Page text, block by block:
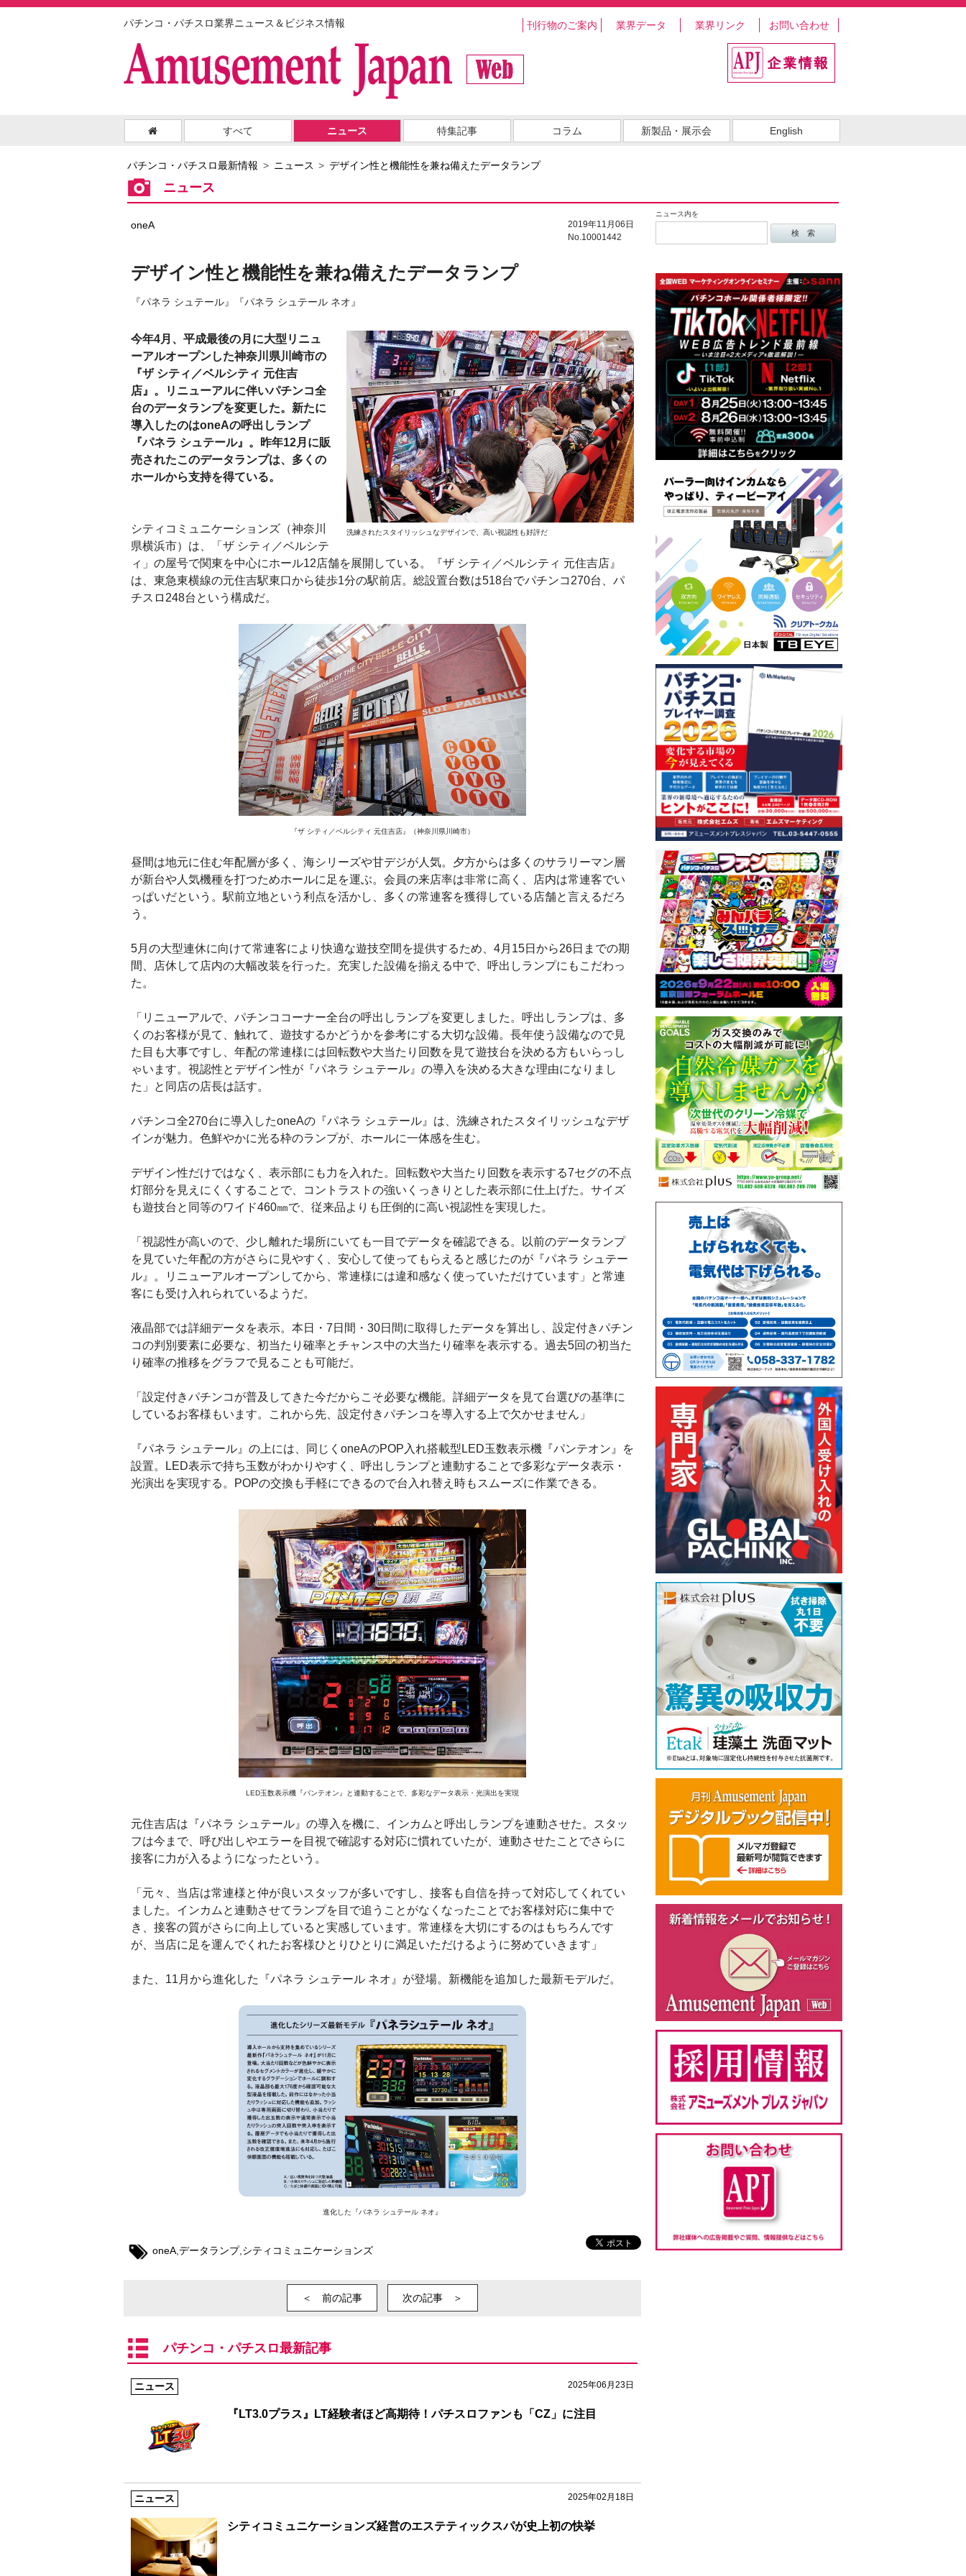
パチンコ・パチスロ業界ニュース＆ビジネス情報 刊行物のご案内 業界データ 業界リンク お問い合わせ
すべて ニュース 特集記事 コラム 新製品・展示会 English
パチンコ・パチスロ最新情報 ニュース デザイン性と機能性を兼ね備えたデータランプ
ニュース
ニュース内を
2019年11月06日
No.10001442
oneA
デザイン性と機能性を兼ね備えたデータランプ
『パネラ シュテール』『パネラ シュテール ネオ』
洗練されたスタイリッシュなデザインで、高い視認性も好評だ
今年4月、平成最後の月に大型リニュ
ーアルオープンした神奈川県川崎市の
『ザ シティ／ベルシティ 元住吉
店』。リニューアルに伴いパチンコ全
台のデータランプを変更した。新たに
導入したのはoneAの呼出しランプ
『パネラ シュテール』。昨年12月に販
売されたこのデータランプは、多くの
ホールから支持を得ている。
シティコミュニケーションズ（神奈川
県横浜市）は、「ザ シティ／ベルシテ
ィ」の屋号で関東を中心にホール12店舗を展開している。『ザ シティ／ベルシティ 元住吉店』
は、東急東横線の元住吉駅東口から徒歩1分の駅前店。総設置台数は518台でパチンコ270台、パ
チスロ248台という構成だ。
『ザ シティ／ベルシティ 元住吉店』（神奈川県川崎市）
昼間は地元に住む年配層が多く、海シリーズや甘デジが人気。夕方からは多くのサラリーマン層
が新台や人気機種を打つためホールに足を運ぶ。会員の来店率は非常に高く、店内は常連客でい
っぱいだという。駅前立地という利点を活かし、多くの常連客を獲得している店舗と言えるだろ
う。
5月の大型連休に向けて常連客により快適な遊技空間を提供するため、4月15日から26日までの期
間、店休して店内の大幅改装を行った。充実した設備を揃える中で、呼出しランプにもこだわっ
た。
「リニューアルで、パチンココーナー全台の呼出しランプを変更しました。呼出しランプは、多
くのお客様が見て、触れて、遊技するかどうかを参考にする大切な設備。長年使う設備なので見
た目も大事ですし、年配の常連様には回転数や大当たり回数を見て遊技台を決める方もいらっし
ゃいます。視認性とデザイン性が『パネラ シュテール』の導入を決める大きな理由になりまし
た」と同店の店長は話す。
パチンコ全270台に導入したoneAの『パネラ シュテール』は、洗練されたスタイリッシュなデザ
インが魅力。色鮮やかに光る枠のランプが、ホールに一体感を生む。
デザイン性だけではなく、表示部にも力を入れた。回転数や大当たり回数を表示する7セグの不点
灯部分を見えにくくすることで、コントラストの強いくっきりとした表示部に仕上げた。サイズ
も遊技台と同等のワイド460㎜で、従来品よりも圧倒的に高い視認性を実現した。
「視認性が高いので、少し離れた場所にいても一目でデータを確認できる。以前のデータランプ
を見ていた年配の方がさらに見やすく、安心して使ってもらえると感じたのが『パネラ シュテー
ル』。リニューアルオープンしてから、常連様には違和感なく使っていただけています」と常連
客にも受け入れられているようだ。
液晶部では詳細データを表示。本日・7日間・30日間に取得したデータを算出し、設定付きパチン
コの判別要素に必要な、初当たり確率とチャンス中の大当たり確率を表示する。過去5回の初当た
り確率の推移をグラフで見ることも可能だ。
「設定付きパチンコが普及してきた今だからこそ必要な機能。詳細データを見て台選びの基準に
しているお客様もいます。これから先、設定付きパチンコを導入する上で欠かせません」
『パネラ シュテール』の上には、同じくoneAのPOP入れ搭載型LED玉数表示機『パンテオン』を
設置。LED表示で持ち玉数がわかりやすく、呼出しランプと連動することで多彩なデータ表示・
光演出を実現する。POPの交換も手軽にできるので台入れ替え時もスムーズに作業できる。
LED玉数表示機『パンテオン』と連動することで、多彩なデータ表示・光演出を実現
元住吉店は『パネラ シュテール』の導入を機に、インカムと呼出しランプを連動させた。スタッ
フは今まで、呼び出しやエラーを目視で確認する対応に慣れていたが、連動させたことでさらに
接客に力が入るようになったという。
「元々、当店は常連様と仲が良いスタッフが多いですし、接客も自信を持って対応してくれてい
ました。インカムと連動させてランプを目で追うことがなくなったことでお客様対応に集中で
き、接客の質がさらに向上していると実感しています。常連様を大切にするのはもちろんです
が、当店に足を運んでくれたお客様ひとりひとりに満足いただけるように努めていきます」
また、11月から進化した『パネラ シュテール ネオ』が登場。新機能を追加した最新モデルだ。
進化した『パネラ シュテール ネオ』
oneA,データランプ,シティコミュニケーションズ
＜ 前の記事 次の記事 ＞
パチンコ・パチスロ最新記事
2025年06月23日
ニュース
『LT3.0プラス』LT経験者ほど高期待！パチスロファンも「CZ」に注目
2025年02月18日
ニュース
シティコミュニケーションズ経営のエステティックスパが史上初の快挙